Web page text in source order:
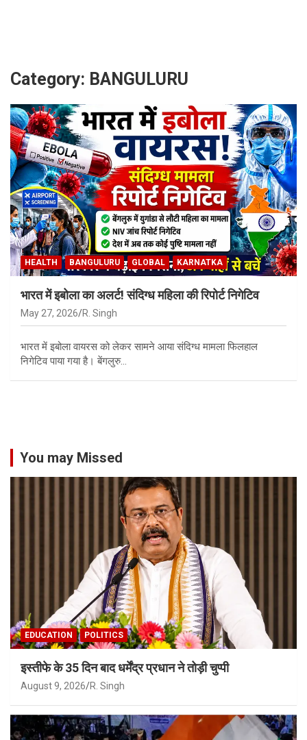
Category: BANGULURU
HEALTH BANGULURU GLOBAL KARNATKA
भारत में इबोला का अलर्ट! संदिग्ध महिला की रिपोर्ट निगेटिव
May 27, 2026 R. Singh
भारत में इबोला वायरस को लेकर सामने आया संदिग्ध मामला फिलहाल
निगेटिव पाया गया है। बेंगलुरु…
You may Missed
EDUCATION POLITICS
इस्तीफे के 35 दिन बाद धर्मेंद्र प्रधान ने तोड़ी चुप्पी
August 9, 2026 R. Singh